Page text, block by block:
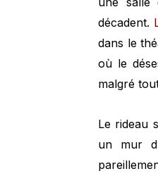
décadent.
dans le
où le
malgré
Le rideau
un mur